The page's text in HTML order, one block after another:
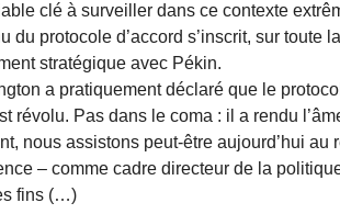
clé à surveiller dans ce contexte
du protocole d’accord s’inscrit, sur toute
stratégique avec Pékin.
a pratiquement déclaré que le
révolu. Pas dans le coma : il a rendu
nous assistons peut-être aujourd’hui au
– comme cadre directeur de la
fins (…)